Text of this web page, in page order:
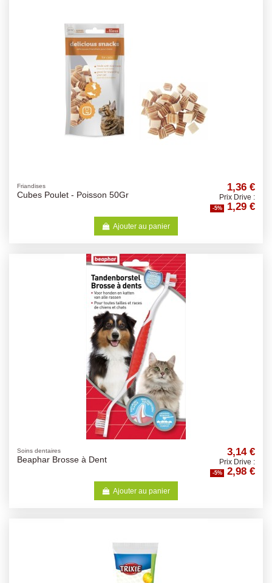
Friandises
Cubes Poulet - Poisson 50Gr
1,36 €
Prix Drive :
-5% 1,29 €
Ajouter au panier
Soins dentaires
Beaphar Brosse à Dent
3,14 €
Prix Drive :
-5% 2,98 €
Ajouter au panier